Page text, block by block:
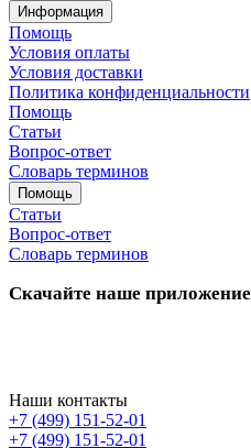
Информация
Помощь
Условия оплаты
Условия доставки
Политика конфиденциальности
Помощь
Статьи
Вопрос-ответ
Словарь терминов
Помощь
Статьи
Вопрос-ответ
Словарь терминов
Скачайте наше приложение
Наши контакты
+7 (499) 151-52-01
+7 (499) 151-52-01